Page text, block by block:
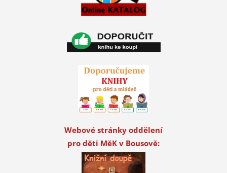
Webové stránky oddělení
pro děti MěK v Bousově: